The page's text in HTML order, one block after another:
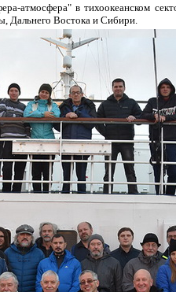
атмосфера" в тихоокеанском
Дальнего Востока и Сибири.